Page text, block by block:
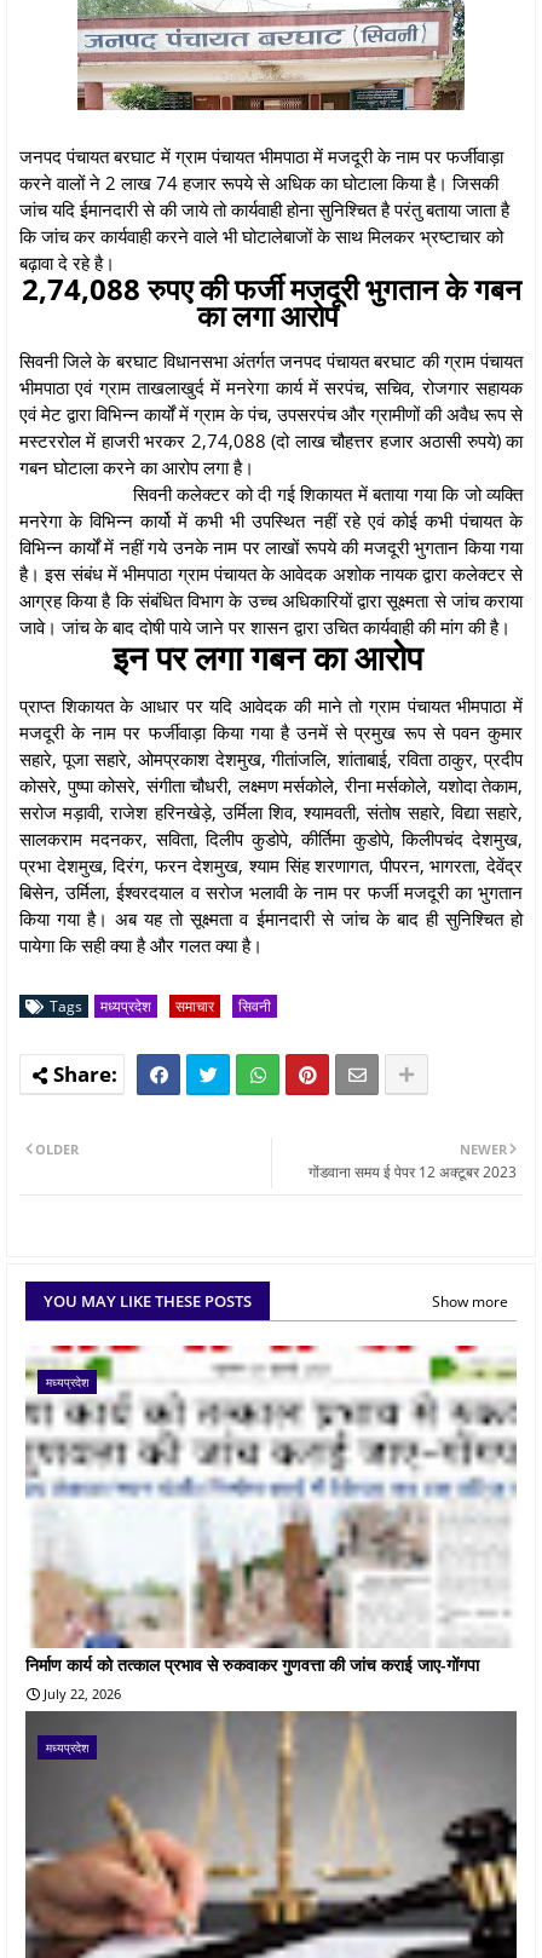
जनपद पंचायत बरघाट में ग्राम पंचायत भीमपाठा में मजदूरी के नाम पर फर्जीवाड़ा
करने वालों ने 2 लाख 74 हजार रूपये से अधिक का घोटाला किया है। जिसकी
जांच यदि ईमानदारी से की जाये तो कार्यवाही होना सुनिश्चित है परंतु बताया जाता है
कि जांच कर कार्यवाही करने वाले भी घोटालेबाजों के साथ मिलकर भ्रष्टाचार को
बढ़ावा दे रहे है।
2,74,088 रुपए की फर्जी मजदूरी भुगतान के गबन
का लगा आरोप
सिवनी जिले के बरघाट विधानसभा अंतर्गत जनपद पंचायत बरघाट की ग्राम पंचायत
भीमपाठा एवं ग्राम ताखलाखुर्द में मनरेगा कार्य में सरपंच, सचिव, रोजगार सहायक
एवं मेट द्वारा विभिन्न कार्यों में ग्राम के पंच, उपसरपंच और ग्रामीणों की अवैध रूप से
मस्टररोल में हाजरी भरकर 2,74,088 (दो लाख चौहत्तर हजार अठासी रुपये) का
गबन घोटाला करने का आरोप लगा है।
सिवनी कलेक्टर को दी गई शिकायत में बताया गया कि जो व्यक्ति
मनरेगा के विभिन्न कार्यो में कभी भी उपस्थित नहीं रहे एवं कोई कभी पंचायत के
विभिन्न कार्यों में नहीं गये उनके नाम पर लाखों रूपये की मजदूरी भुगतान किया गया
है। इस संबंध में भीमपाठा ग्राम पंचायत के आवेदक अशोक नायक द्वारा कलेक्टर से
आग्रह किया है कि संबंधित विभाग के उच्च अधिकारियों द्वारा सूक्ष्मता से जांच कराया
जावे। जांच के बाद दोषी पाये जाने पर शासन द्वारा उचित कार्यवाही की मांग की है।
इन पर लगा गबन का आरोप
प्राप्त शिकायत के आधार पर यदि आवेदक की माने तो ग्राम पंचायत भीमपाठा में
मजदूरी के नाम पर फर्जीवाड़ा किया गया है उनमें से प्रमुख रूप से पवन कुमार
सहारे, पूजा सहारे, ओमप्रकाश देशमुख, गीतांजलि, शांताबाई, रविता ठाकुर, प्रदीप
कोसरे, पुष्पा कोसरे, संगीता चौधरी, लक्ष्मण मर्सकोले, रीना मर्सकोले, यशोदा तेकाम,
सरोज मड़ावी, राजेश हरिनखेड़े, उर्मिला शिव, श्यामवती, संतोष सहारे, विद्या सहारे,
सालकराम मदनकर, सविता, दिलीप कुडोपे, कीर्तिमा कुडोपे, किलीपचंद देशमुख,
प्रभा देशमुख, दिरंग, फरन देशमुख, श्याम सिंह शरणागत, पीपरन, भागरता, देवेंद्र
बिसेन, उर्मिला, ईश्वरदयाल व सरोज भलावी के नाम पर फर्जी मजदूरी का भुगतान
किया गया है। अब यह तो सूक्ष्मता व ईमानदारी से जांच के बाद ही सुनिश्चित हो
पायेगा कि सही क्या है और गलत क्या है।
Tags मध्यप्रदेश समाचार सिवनी
NEWER
गोंडवाना समय ई पेपर 12 अक्टूबर 2023
OLDER
YOU MAY LIKE THESE POSTS Show more
मध्यप्रदेश
निर्माण कार्य को तत्काल प्रभाव से रुकवाकर गुणवत्ता की जांच कराई जाए-गोंगपा
July 22, 2026
मध्यप्रदेश